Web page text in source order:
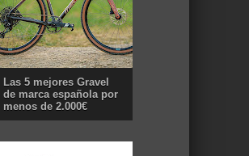
Las 5 mejores Gravel
de marca española por
menos de 2.000€